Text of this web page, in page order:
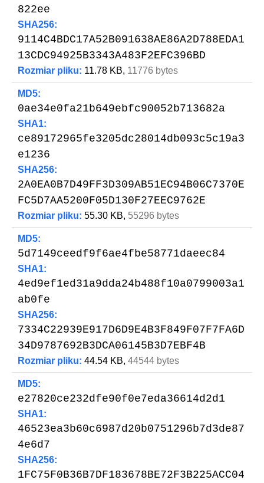
822ee
SHA256:
9114C4BDC17A52B091638AE86A2D788EDA1
13CDC94925B3343A483F2EFC396BD
Rozmiar pliku: 11.78 KB, 11776 bytes
MD5:
0ae34e0fa21b649ebfc90052b713682a
SHA1:
ce89172965fe3205dc28014db093c5c19a3
e1236
SHA256:
2A0EA0B7D49FF3D309AB51EC94B06C7370E
FC5D7AA5200F05D130F27EEC9762E
Rozmiar pliku: 55.30 KB, 55296 bytes
MD5:
5d7149ceedf9f6ae4fbe58771daeec84
SHA1:
4ed9ef1ed31a9dda24b488f10a0799003a1
ab0fe
SHA256:
7334C22939E917D6D9E4B3F849F07F7FA6D
34D9787692B3DCA06145B3D7EBF4B
Rozmiar pliku: 44.54 KB, 44544 bytes
MD5:
e27820ce232dfe90f0e7eda36614d2d1
SHA1:
46523ea3b60c6987d20b0751296b7d3de87
4e6d7
SHA256:
1FC75F0B36B7DF183678BE72F3B225ACC04